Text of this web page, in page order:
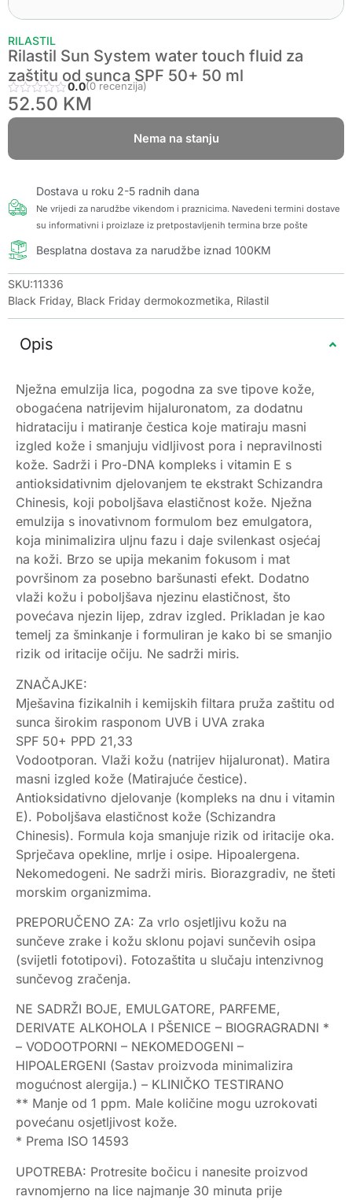
RILASTIL
Rilastil Sun System water touch fluid za
zaštitu od sunca SPF 50+ 50 ml
0.0(0 recenzija)
52.50 KM
Nema na stanju
Dostava u roku 2-5 radnih dana
Ne vrijedi za narudžbe vikendom i praznicima. Navedeni termini dostave
su informativni i proizlaze iz pretpostavljenih termina brze pošte
Besplatna dostava za narudžbe iznad 100KM
SKU:11336
Black Friday, Black Friday dermokozmetika, Rilastil
Opis
Nježna emulzija lica, pogodna za sve tipove kože,
obogaćena natrijevim hijaluronatom, za dodatnu
hidrataciju i matiranje čestica koje matiraju masni
izgled kože i smanjuju vidljivost pora i nepravilnosti
kože. Sadrži i Pro-DNA kompleks i vitamin E s
antioksidativnim djelovanjem te ekstrakt Schizandra
Chinesis, koji poboljšava elastičnost kože. Nježna
emulzija s inovativnom formulom bez emulgatora,
koja minimalizira uljnu fazu i daje svilenkast osjećaj
na koži. Brzo se upija mekanim fokusom i mat
površinom za posebno baršunasti efekt. Dodatno
vlaži kožu i poboljšava njezinu elastičnost, što
povećava njezin lijep, zdrav izgled. Prikladan je kao
temelj za šminkanje i formuliran je kako bi se smanjio
rizik od iritacije očiju. Ne sadrži miris.
ZNAČAJKE:
Mješavina fizikalnih i kemijskih filtara pruža zaštitu od
sunca širokim rasponom UVB i UVA zraka
SPF 50+ PPD 21,33
Vodootporan. Vlaži kožu (natrijev hijaluronat). Matira
masni izgled kože (Matirajuće čestice).
Antioksidativno djelovanje (kompleks na dnu i vitamin
E). Poboljšava elastičnost kože (Schizandra
Chinesis). Formula koja smanjuje rizik od iritacije oka.
Sprječava opekline, mrlje i osipe. Hipoalergena.
Nekomedogeni. Ne sadrži miris. Biorazgradiv, ne šteti
morskim organizmima.
PREPORUČENO ZA: Za vrlo osjetljivu kožu na
sunčeve zrake i kožu sklonu pojavi sunčevih osipa
(svijetli fototipovi). Fotozaštita u slučaju intenzivnog
sunčevog zračenja.
NE SADRŽI BOJE, EMULGATORE, PARFEME,
DERIVATE ALKOHOLA I PŠENICE – BIOGRAGRADNI *
– VODOOTPORNI – NEKOMEDOGENI –
HIPOALERGENI (Sastav proizvoda minimalizira
mogućnost alergija.) – KLINIČKO TESTIRANO
** Manje od 1 ppm. Male količine mogu uzrokovati
povećanu osjetljivost kože.
* Prema ISO 14593
UPOTREBA: Protresite bočicu i nanesite proizvod
ravnomjerno na lice najmanje 30 minuta prije